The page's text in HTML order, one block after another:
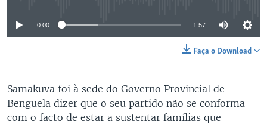
0:00 1:57
Faça o Download
Samakuva foi à sede do Governo Provincial de
Benguela dizer que o seu partido não se conforma
com o facto de estar a sustentar famílias que